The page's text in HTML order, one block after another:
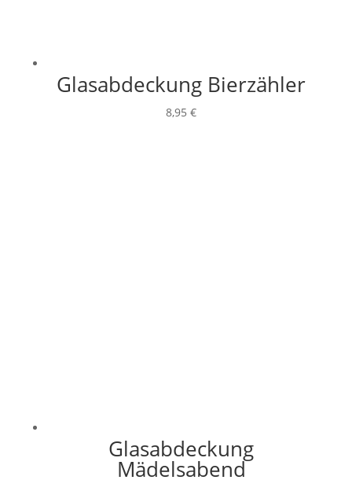
Glasabdeckung Bierzähler
8,95€
Glasabdeckung
Mädelsabend